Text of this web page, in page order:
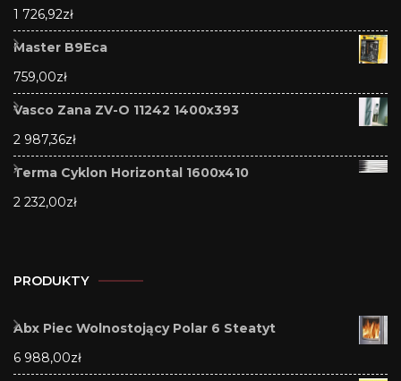
1 726,92zł
Master B9Eca
759,00zł
Vasco Zana ZV-O 11242 1400x393
2 987,36zł
Terma Cyklon Horizontal 1600x410
2 232,00zł
PRODUKTY
Abx Piec Wolnostojący Polar 6 Steatyt
6 988,00zł